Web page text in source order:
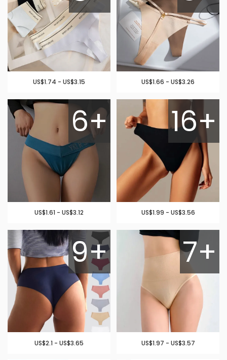
US$1.66 - US$3.26
US$1.74 - US$3.15
16+
US$1.99 - US$3.56
6+
US$1.61 - US$3.12
7+
US$1.97 - US$3.57
9+
US$2.1 - US$3.65